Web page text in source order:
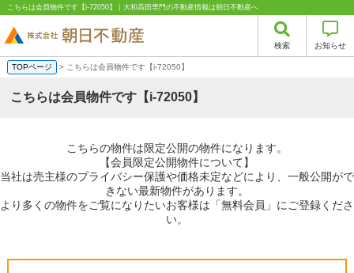
こちらは会員物件です【i-72050】｜大和高田専門の不動産情報は朝日不動産へ
検索 お知らせ
TOPページ > こちらは会員物件です【i-72050】
こちらは会員物件です【i-72050】
こちらの物件は限定公開の物件になります。
【会員限定公開物件について】
当社は売主様のプライバシー保護や価格未定などにより、一般公開がで
きない最新物件があります。
より多くの物件をご覧になりたいお客様は「無料会員」にご登録くださ
い。